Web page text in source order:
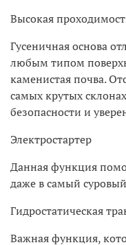
Высокая
Гусеничная основа
любым типом
каменистая почва.
самых крутых
безопасности и
Электростартер
Данная функция
даже в самый
Гидростатическая
Важная функция,